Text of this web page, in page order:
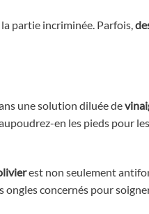
partie incriminée. Parfois,
une solution diluée de
en les pieds pour les
est non seulement
concernés pour